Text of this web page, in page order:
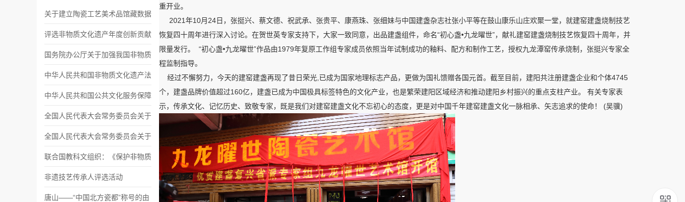
关于建立陶瓷工艺美术品馆藏数据
溯源中心 的通知
评选非物质文化遗产年度创新贡献
奖活动
国务院办公厅关于加强我国非物质
文化遗产保护工作的意见
中华人民共和国非物质文化遗产法
中华人民共和国公共文化服务保障
法
全国人民代表大会常务委员会关于
批准《保护和促进文化表现形式多
样性公约》的决定
全国人民代表大会常务委员会关于
批准《保护非物质文化遗产公约》
的决定
联合国教科文组织：《保护非物质
文化遗产伦理原则》
非遗技艺传承人评选活动
唐山——“中国北方瓷都”称号的由
重开业。
2021年10月24日，张挺兴、蔡文德、祝武承、张贵平、康燕珠、张细妹与中国建盏杂志社张小平等在鼓山康乐山庄欢聚一堂，就建窑建盏烧制技艺
恢复四十周年进行深入讨论。在贺世英专家支持下，大家一致同意，出品建盏组件，命名“初心盏•九龙曜世”，献礼建窑建盏烧制技艺恢复四十周年，并
限量发行。 “初心盏•九龙曜世”作品由1979年复原工作组专家成员依照当年试制成功的釉料、配方和制作工艺，授权九龙潭窑传承烧制，张挺兴专家全
程监制指导。
经过不懈努力，今天的建窑建盏再现了昔日荣光,已成为国家地理标志产品，更做为国礼馈赠各国元首。截至目前，建阳共注册建盏企业和个体4745
个，建盏品牌价值超过160亿，建盏已成为中国极具标签特色的文化产业，也是繁荣建阳区域经济和推动建阳乡村振兴的重点支柱产业。 有关专家表
示，传承文化、记忆历史、致敬专家，既是我们对建窑建盏文化不忘初心的态度，更是对中国千年建窑建盏文化一脉相承、矢志追求的使命！ (吴骥)